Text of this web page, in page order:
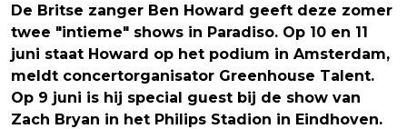
De Britse zanger Ben Howard geeft deze zomer
twee "intieme" shows in Paradiso. Op 10 en 11
juni staat Howard op het podium in Amsterdam,
meldt concertorganisator Greenhouse Talent.
Op 9 juni is hij special guest bij de show van
Zach Bryan in het Philips Stadion in Eindhoven.